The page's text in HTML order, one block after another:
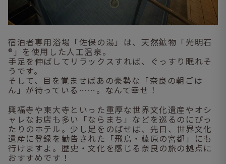
宿泊者専用浴場「佐保の湯」は、天然鉱物「光明石
®」を使用した人工温泉。
手足を伸ばしてリラックスすれば、ぐっすり眠れそ
うです。
そして、目を覚ませばあの豪勢な「奈良の朝ごは
ん」が待っている……。なんて幸せ！
興福寺や東大寺といった重厚な世界文化遺産やオシ
ャレなお店も多い「ならまち」などを巡るのにぴっ
たりのホテル。少し足をのばせば、先日、世界文化
遺産に登録を勧告された「飛鳥・藤原の宮都」にも
行けますよ。歴史・文化を感じる奈良の旅の拠点に
おすすめです！